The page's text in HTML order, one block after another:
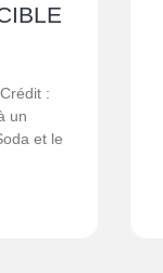
:
un
et le